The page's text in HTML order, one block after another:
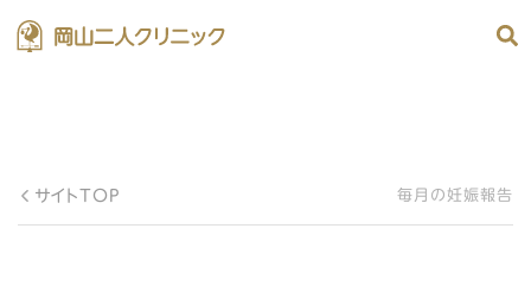
サイトTOP 毎月の妊娠報告